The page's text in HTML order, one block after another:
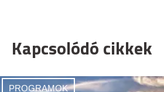
Kapcsolódó cikkek
PROGRAMOK